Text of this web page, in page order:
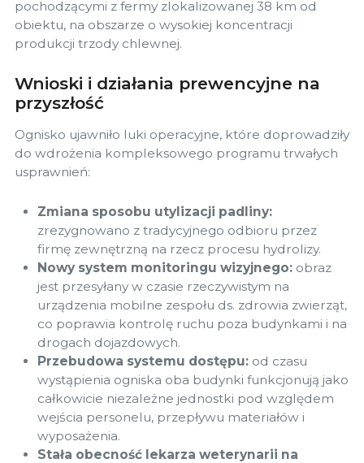
pochodzącymi z fermy zlokalizowanej 38 km od
obiektu, na obszarze o wysokiej koncentracji
produkcji trzody chlewnej.
Wnioski i działania prewencyjne na
przyszłość
Ognisko ujawniło luki operacyjne, które doprowadziły
do wdrożenia kompleksowego programu trwałych
usprawnień:
Zmiana sposobu utylizacji padliny:
zrezygnowano z tradycyjnego odbioru przez
firmę zewnętrzną na rzecz procesu hydrolizy.
Nowy system monitoringu wizyjnego: obraz
jest przesyłany w czasie rzeczywistym na
urządzenia mobilne zespołu ds. zdrowia zwierząt,
co poprawia kontrolę ruchu poza budynkami i na
drogach dojazdowych.
Przebudowa systemu dostępu: od czasu
wystąpienia ogniska oba budynki funkcjonują jako
całkowicie niezależne jednostki pod względem
wejścia personelu, przepływu materiałów i
wyposażenia.
Stała obecność lekarza weterynarii na